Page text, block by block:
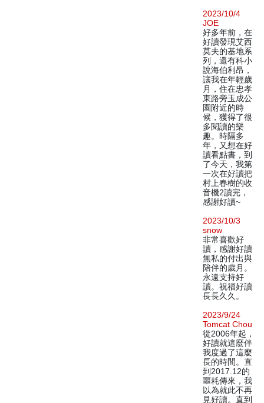
2023/10/4
JOE
好多年前，在
好讀發現艾西
莫夫的基地系
列，還有科小
說海伯利昂，
讓我在年輕歲
月，住在忠孝
東路旁玉成公
園附近的時
候，獲得了很
多閱讀的樂
趣。時隔多
年，又想在好
讀看點書，到
了今天，我第
一次在好讀把
村上春樹的收
音機2讀完，
感謝好讀~
2023/10/3
snow
非常喜歡好
讀，感謝好讀
無私的付出與
陪伴的歲月。
永遠支持好
讀。祝福好讀
長長久久。
2023/9/24
Tomcat Chou
從2006年起，
好讀就這麼伴
我度過了這麼
長的時間。直
到2017.12的
噩耗傳來，我
以為就此不再
見好讀。直到